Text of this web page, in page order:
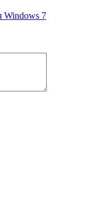
Windows 7